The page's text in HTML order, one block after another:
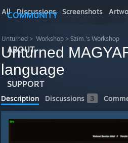
COMMUNITY
ABOUT
SUPPORT
All Discussions Screenshots
Unturned > Workshop > Szim.'s Workshop
Unturned
language
Description Discussions 3